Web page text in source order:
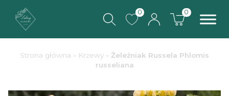
0 0
Strona główna - Krzewy - Żeleźniak Russela Phlomis
russeliana